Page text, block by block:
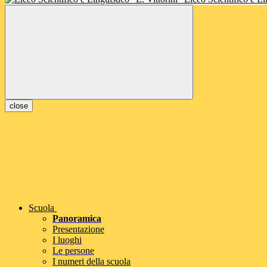
close
Scuola
Panoramica
Presentazione
I luoghi
Le persone
I numeri della scuola